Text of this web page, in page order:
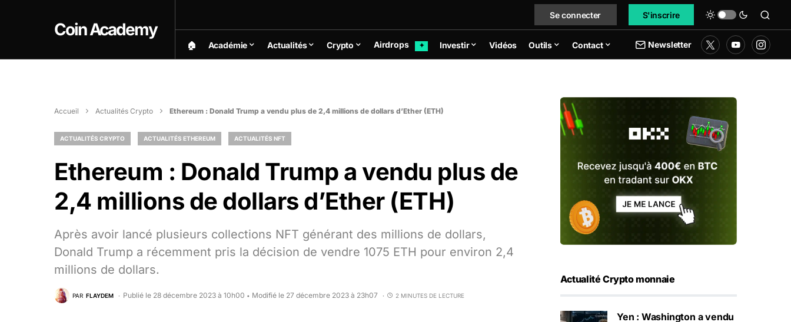
Coin Academy
Se connecter S'inscrire
🏠︎ Académie Actualités Crypto Airdrops ✦ Investir Vidéos Outils Contact Newsletter
Accueil Actualités Crypto Ethereum : Donald Trump a vendu plus de 2,4 millions de dollars d’Ether (ETH)
ACTUALITÉS CRYPTO ACTUALITÉS ETHEREUM ACTUALITÉS NFT
Ethereum : Donald Trump a vendu plus de
2,4 millions de dollars d’Ether (ETH)
Après avoir lancé plusieurs collections NFT générant des millions de dollars,
Donald Trump a récemment pris la décision de vendre 1075 ETH pour environ 2,4
millions de dollars.
PAR FLAYDEM Publié le 28 décembre 2023 à 10h00 • Modifié le 27 décembre 2023 à 23h07 2 MINUTES DE LECTURE
Actualité Crypto monnaie
Yen : Washington a vendu